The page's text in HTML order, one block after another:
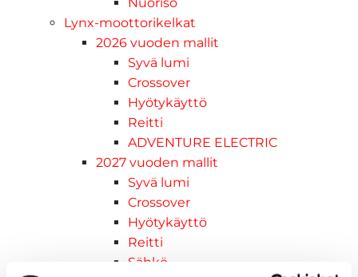
Lynx-moottorikelkat
2026 vuoden mallit
Syvä lumi
Crossover
Hyötykäyttö
Reitti
ADVENTURE ELECTRIC
2027 vuoden mallit
Syvä lumi
Crossover
Hyötykäyttö
Reitti
Sähkö